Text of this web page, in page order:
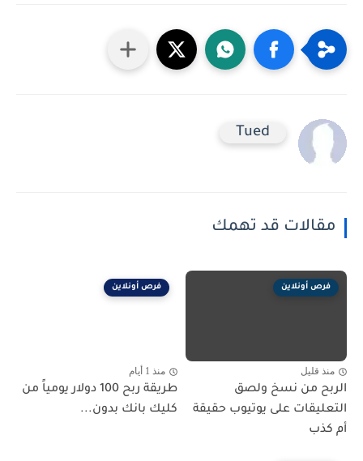
Tued
مقالات قد تهمك
فرص أونلاين
منذ قليل
الربح من نسخ ولصق
التعليقات على يوتيوب حقيقة
أم كذب
فرص أونلاين
منذ 1 أيام
طريقة ربح 100 دولار يومياً من
كليك بانك بدون...